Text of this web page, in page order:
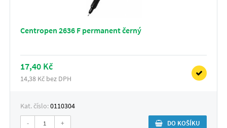
Centropen 2636 F permanent černý
17,40 Kč
14,38 Kč bez DPH
Kat. číslo:0110304
- + DO KOŠÍKU